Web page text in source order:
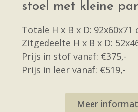
stoel met kleine
Totale H x B x D: 92x60x71
Zitgedeelte H x B x D:
Prijs in stof vanaf: €375,-
Prijs in leer vanaf: €519,-
Meer